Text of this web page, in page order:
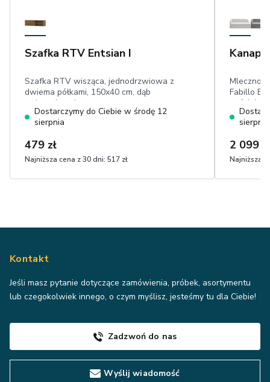
Szafka RTV Entsian I
Szafka RTV wisząca, jednodrzwiowa z
dwiema półkami, 150x40 cm, dąb
artisan, lamele
Dostarczymy do Ciebie w środę 12
sierpnia
479 zł
Najniższa cena z 30 dni: 517 zł
Fabillo
pościel,
cm, dwa
w dotyku
sierpnia
2 099
Najniższa
Kontakt
Jeśli masz pytanie dotyczące zamówienia, próbek, asortymentu
lub czegokolwiek innego, o czym myślisz, jesteśmy tu dla Ciebie!
Zadzwoń do nas
Wyślij wiadomość